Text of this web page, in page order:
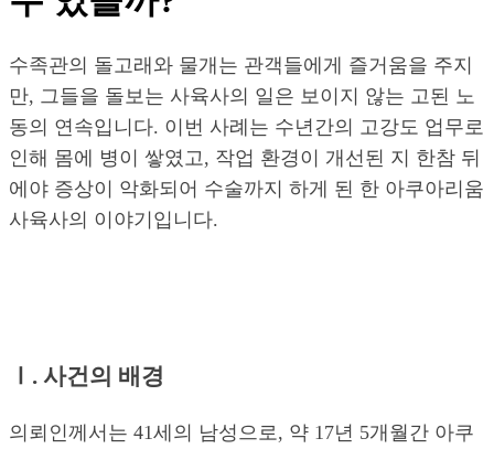
수족관의 돌고래와 물개는 관객들에게 즐거움을 주지
만, 그들을 돌보는 사육사의 일은 보이지 않는 고된 노
동의 연속입니다. 이번 사례는 수년간의 고강도 업무로
인해 몸에 병이 쌓였고, 작업 환경이 개선된 지 한참 뒤
에야 증상이 악화되어 수술까지 하게 된 한 아쿠아리움
사육사의 이야기입니다.
Ⅰ. 사건의 배경
의뢰인께서는 41세의 남성으로, 약 17년 5개월간 아쿠